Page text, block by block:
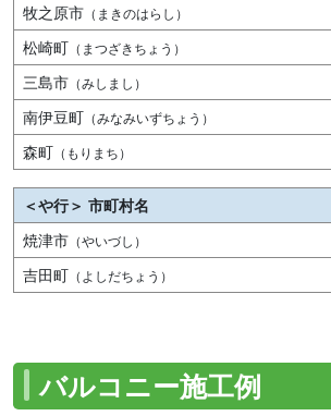
牧之原市 （まきのはらし）
松崎町 （まつざきちょう）
三島市 （みしまし）
南伊豆町 （みなみいずちょう）
森町 （もりまち）
＜や行＞ 市町村名
焼津市 （やいづし）
吉田町 （よしだちょう）
バルコニー施工例